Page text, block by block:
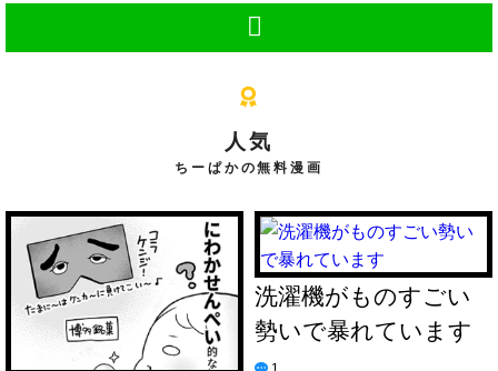
人気
ちーぱかの無料漫画
洗濯機がものすごい
勢いで暴れています